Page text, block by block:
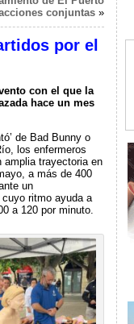
conjuntas»
por el
con el que la
hace un mes
de Bad Bunny o
los enfermeros
trayectoria en
a más de 400
un
ritmo ayuda a
a 120 por minuto.